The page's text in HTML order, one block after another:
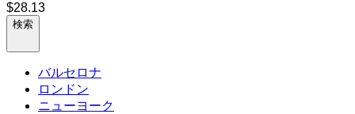
$28.13
検索
バルセロナ
ロンドン
ニューヨーク